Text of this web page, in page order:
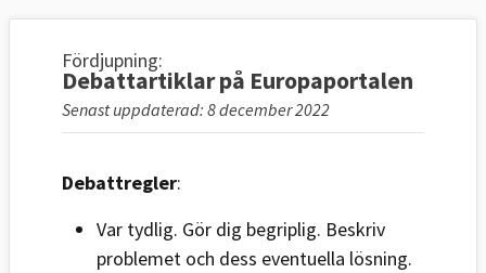
Fördjupning:
Debattartiklar på Europaportalen
Senast uppdaterad: 8 december 2022
Debattregler:
Var tydlig. Gör dig begriplig. Beskriv
problemet och dess eventuella lösning.